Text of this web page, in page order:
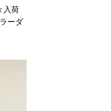
入荷
ーダ